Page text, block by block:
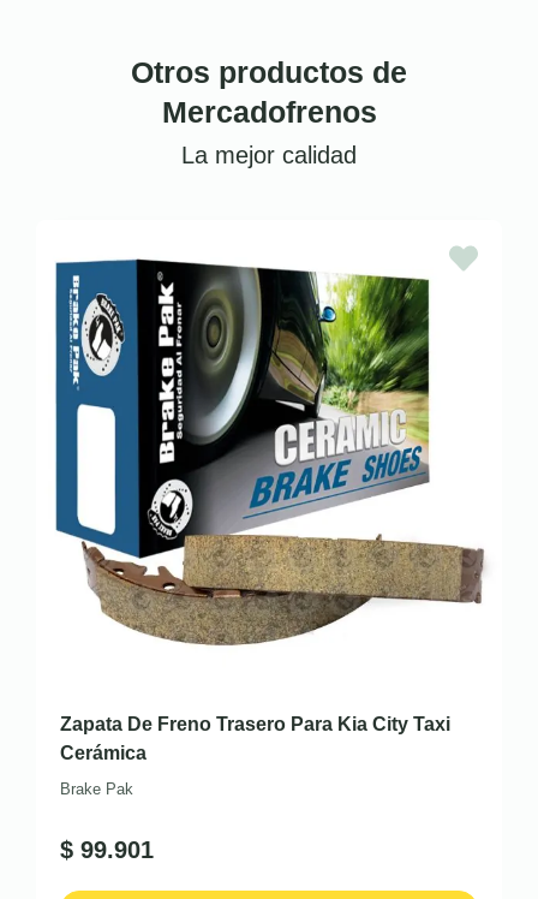
Otros productos de
Mercadofrenos
La mejor calidad
Zapata De Freno Trasero Para Kia City Taxi
Cerámica
Brake Pak
$ 99.901